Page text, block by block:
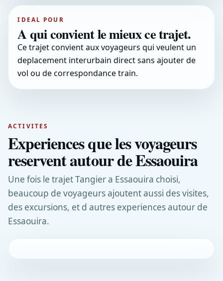
IDEAL POUR
A qui convient le mieux ce trajet.
Ce trajet convient aux voyageurs qui veulent un
deplacement interurbain direct sans ajouter de
vol ou de correspondance train.
ACTIVITES
Experiences que les voyageurs
reservent autour de Essaouira
Une fois le trajet Tangier a Essaouira choisi,
beaucoup de voyageurs ajoutent aussi des visites,
des excursions, et d autres experiences autour de
Essaouira.